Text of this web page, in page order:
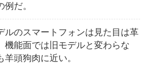
だ。
ルのスマートフォンは見た目は革
機能面では旧モデルと変わらな
羊頭狗肉に近い。